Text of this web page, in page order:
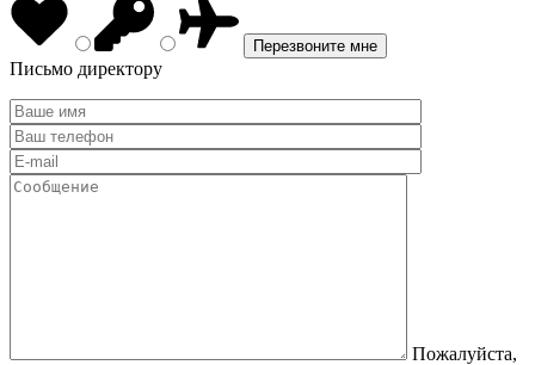
Письмо директору
Пожалуйста,